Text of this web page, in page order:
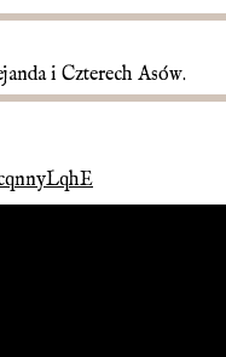
i Czterech Asów.